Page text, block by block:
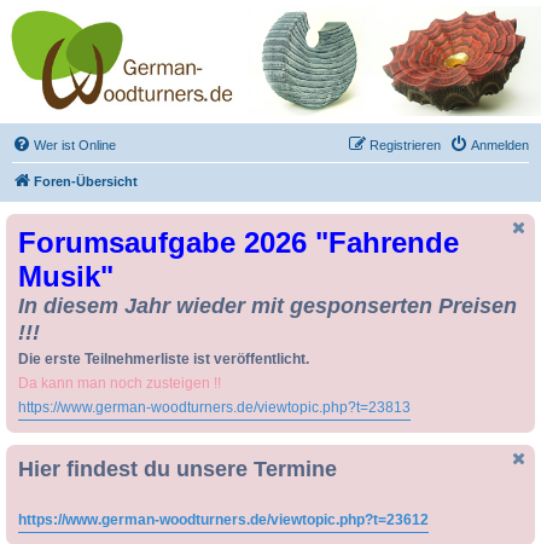
Drechseln und
Kunsthandwerk -
German-Woodturners
*Forum Sauerland*
Der Treffpunkt für Drechsler und Freunde des Kunsthandwerks
Wer ist Online Anmelden
Registrieren
Foren-Übersicht
Forumsaufgabe 2026 "Fahrende
Musik"
In diesem Jahr wieder mit gesponserten Preisen
!!!
Die erste Teilnehmerliste ist veröffentlicht.
Da kann man noch zusteigen !!
https://www.german-woodturners.de/viewtopic.php?t=23813
Hier findest du unsere Termine
https://www.german-woodturners.de/viewtopic.php?t=23612